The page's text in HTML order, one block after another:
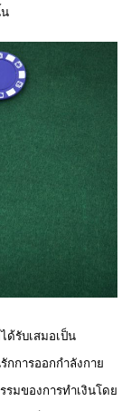
ด้รับเสมอเป็น
การออกกำลังกาย
มของการทำเงินโดย